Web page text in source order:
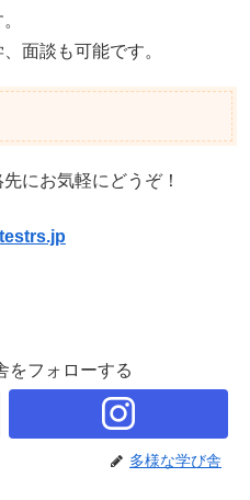
面談も可能です。
にお気軽にどうぞ！
をフォローする
多様な学び舎